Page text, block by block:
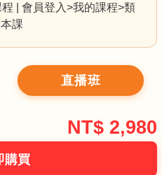
| 會員登入>我的課程>類
課
直播班
NT$ 2,980